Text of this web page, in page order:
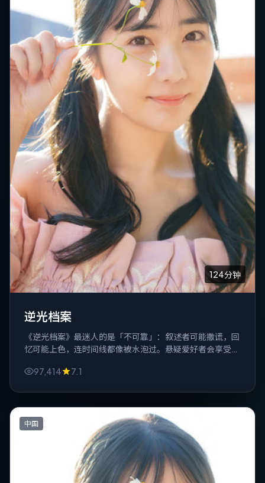
124分钟
逆光档案
《逆光档案》最迷人的是「不可靠」：叙述者可能撒谎，回
忆可能上色，连时间线都像被水泡过。悬疑爱好者会享受这
97,414
7.1
中国